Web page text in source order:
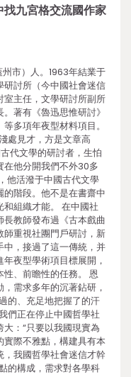
九宮格交流國作家
市）人。1963年結業于
討所（今中國社會迷信
主任，文學研討所副所
著有《魯迅思惟研討》
多項年夜型材料項目。
處見才，方是文章高
代文學的研討者，生怕
在他分開我們不外30多
他活潑于中國古代文學
階段。他不是在書齋中
組織才能。 在中國社
教師發布過《古本戲曲
重視社團門戶研討，新
，接過了這一傳統，并
夜型學術項目標展開，
、前瞻性的任務。 恩
需求多年的沉著鉆研，
的、充足地把握了的汗
們正在停止中國哲學社
：“只要以我國現實為
際不雅點，構建具有本
我國哲學社會迷信才幹
的構成，需求對各學科